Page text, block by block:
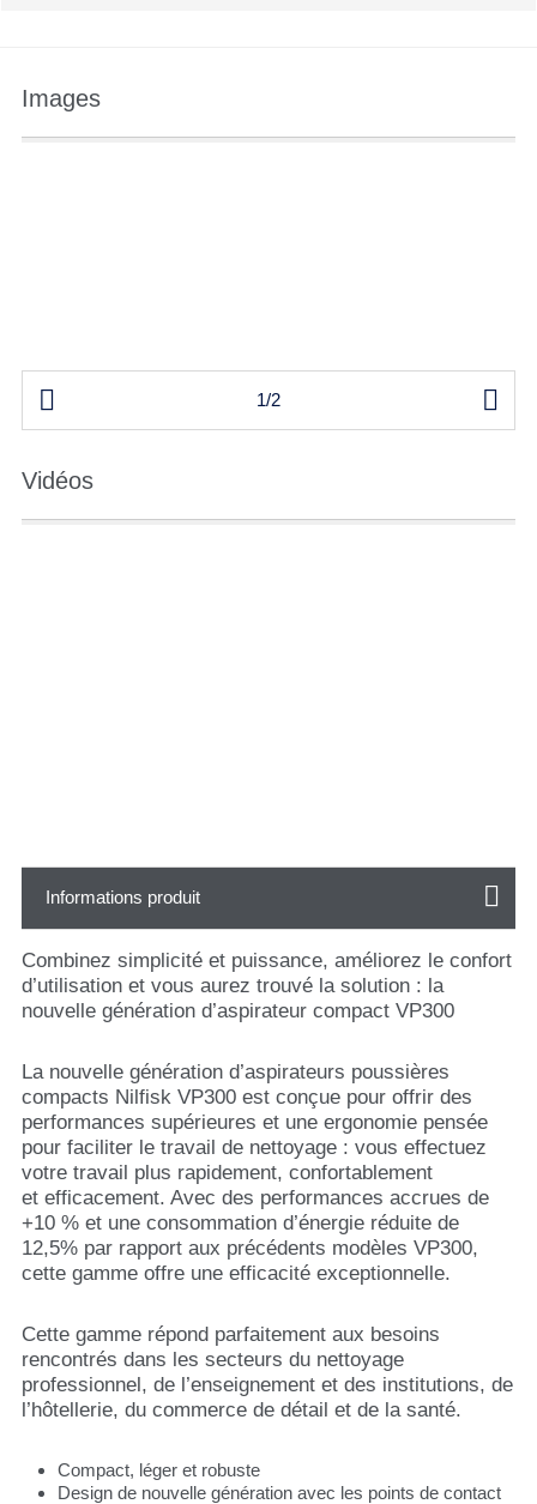
Images
 1/2 
Vidéos
Informations produit
Combinez simplicité et puissance, améliorez le confort
d’utilisation et vous aurez trouvé la solution : la
nouvelle génération d’aspirateur compact VP300
La nouvelle génération d’aspirateurs poussières
compacts Nilfisk VP300 est conçue pour offrir des
performances supérieures et une ergonomie pensée
pour faciliter le travail de nettoyage : vous effectuez
votre travail plus rapidement, confortablement
et efficacement. Avec des performances accrues de
+10 % et une consommation d’énergie réduite de
12,5% par rapport aux précédents modèles VP300,
cette gamme offre une efficacité exceptionnelle.
Cette gamme répond parfaitement aux besoins
rencontrés dans les secteurs du nettoyage
professionnel, de l’enseignement et des institutions, de
l’hôtellerie, du commerce de détail et de la santé.
Compact, léger et robuste
Design de nouvelle génération avec les points de contact